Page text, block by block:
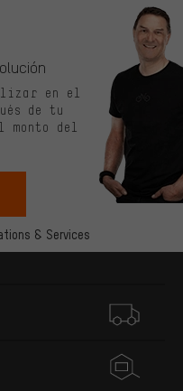
& Services
en el
de tu
monto del